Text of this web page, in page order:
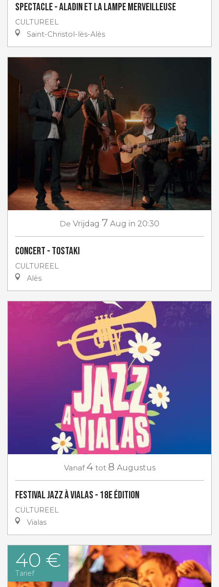
Spectacle - Aladin et la lampe merveilleuse
CULTUREEL
Saint-Christol-lès-Alès
De Vrijdag 7 Aug in 20:30
Concert - Tostaki
CULTUREEL
Alès
Vanaf 4 tot 8 Augustus
Festival Jazz à Vialas - 18e Édition
CULTUREEL
Vialas
40 €
Tarief